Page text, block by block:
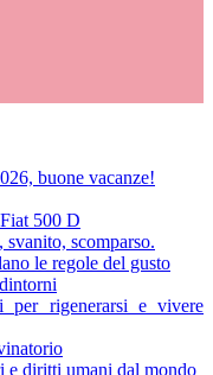
buone vacanze!
500 D
scomparso.
le regole del gusto
per rigenerarsi e vivere
e diritti umani dal mondo